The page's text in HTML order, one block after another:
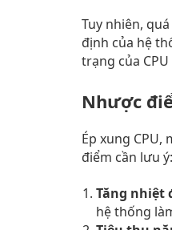
Tuy nhiên,
định của hệ
trạng của
Nhược
Ép xung
điểm cần lưu ý:
Tăng nhiệt
hệ thống